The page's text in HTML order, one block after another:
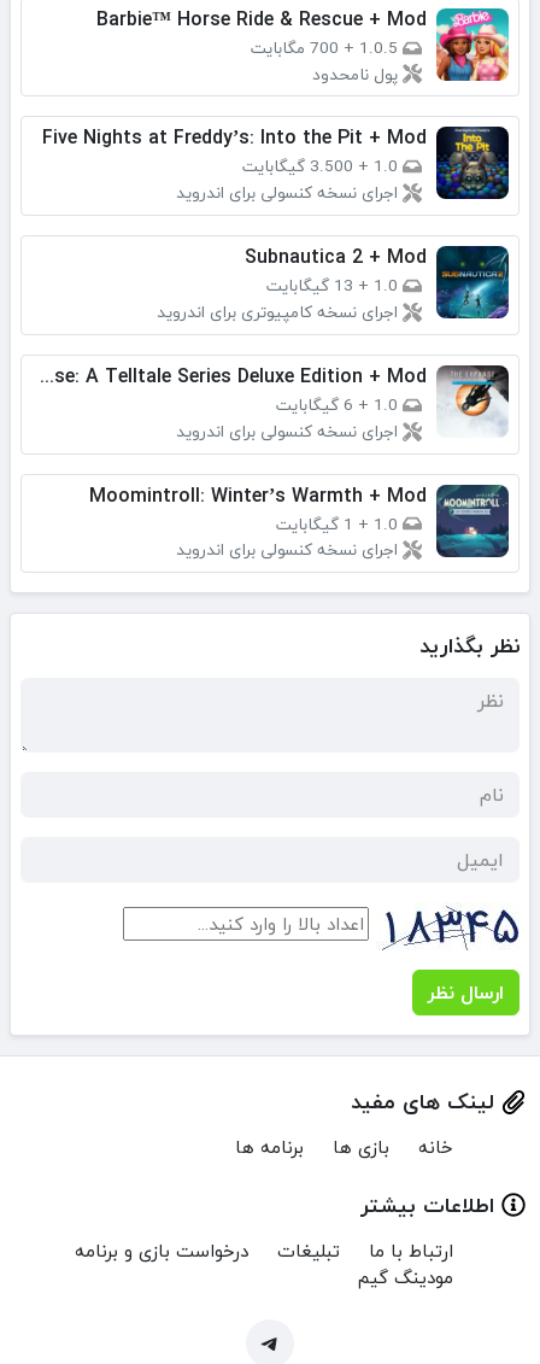
Barbie™ Horse Ride & Rescue + Mod
1.0.5
+ 700 مگابایت
پول نامحدود
Five Nights at Freddy’s: Into the Pit + Mod
1.0
+ 3.500 گیگابایت
اجرای نسخه کنسولی برای اندروید
Subnautica 2 + Mod
1.0
+ 13 گیگابایت
اجرای نسخه کامپیوتری برای اندروید
The Expanse: A Telltale Series Deluxe Edition + Mod
1.0
+ 6 گیگابایت
اجرای نسخه کنسولی برای اندروید
Moomintroll: Winter’s Warmth + Mod
1.0
+ 1 گیگابایت
اجرای نسخه کنسولی برای اندروید
نظر بگذارید
ارسال نظر
لینک های مفید
خانه بازی ها برنامه ها
اطلاعات بیشتر
ارتباط با ما تبلیغات
درخواست بازی و برنامه
مودینگ گیم